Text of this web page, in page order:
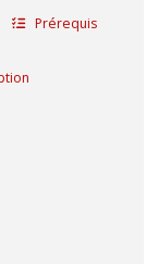
Prérequis